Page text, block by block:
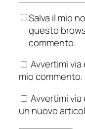
Salva il mio
questo
commento.
Avvertimi
mio commento.
Avvertimi
un nuovo